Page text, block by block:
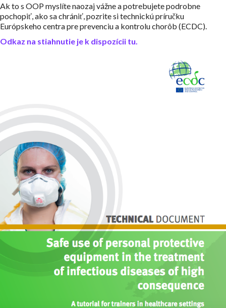
Ak to s OOP myslíte naozaj vážne a potrebujete podrobne
pochopiť, ako sa chrániť, pozrite si technickú príručku
Európskeho centra pre prevenciu a kontrolu chorôb (ECDC).
Odkaz na stiahnutie je k dispozícii tu.